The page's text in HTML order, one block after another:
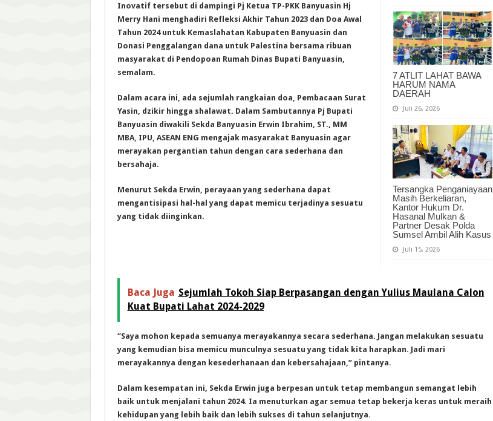
7 ATLIT LAHAT BAWA
HARUM NAMA
DAERAH
Juli 26, 2026
Tersangka Penganiayaan
Masih Berkeliaran,
Kantor Hukum Dr.
Hasanal Mulkan &
Partner Desak Polda
Sumsel Ambil Alih Kasus
Juli 15, 2026
Inovatif tersebut di dampingi Pj Ketua TP-PKK Banyuasin Hj
Merry Hani menghadiri Refleksi Akhir Tahun 2023 dan Doa Awal
Tahun 2024 untuk Kemaslahatan Kabupaten Banyuasin dan
Donasi Penggalangan dana untuk Palestina bersama ribuan
masyarakat di Pendopoan Rumah Dinas Bupati Banyuasin,
semalam.
Dalam acara ini, ada sejumlah rangkaian doa, Pembacaan Surat
Yasin, dzikir hingga shalawat. Dalam Sambutannya Pj Bupati
Banyuasin diwakili Sekda Banyuasin Erwin Ibrahim, ST., MM
MBA, IPU, ASEAN ENG mengajak masyarakat Banyuasin agar
merayakan pergantian tahun dengan cara sederhana dan
bersahaja.
Menurut Sekda Erwin, perayaan yang sederhana dapat
mengantisipasi hal-hal yang dapat memicu terjadinya sesuatu
yang tidak diinginkan.
Baca Juga Sejumlah Tokoh Siap Berpasangan dengan Yulius Maulana Calon
Kuat Bupati Lahat 2024-2029
“Saya mohon kepada semuanya merayakannya secara sederhana. Jangan melakukan sesuatu
yang kemudian bisa memicu munculnya sesuatu yang tidak kita harapkan. Jadi mari
merayakannya dengan kesederhanaan dan kebersahajaan,” pintanya.
Dalam kesempatan ini, Sekda Erwin juga berpesan untuk tetap membangun semangat lebih
baik untuk menjalani tahun 2024. Ia menuturkan agar semua tetap bekerja keras untuk meraih
kehidupan yang lebih baik dan lebih sukses di tahun selanjutnya.